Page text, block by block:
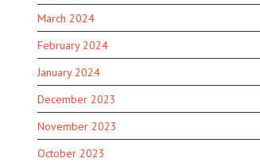
March 2024
February 2024
January 2024
December 2023
November 2023
October 2023